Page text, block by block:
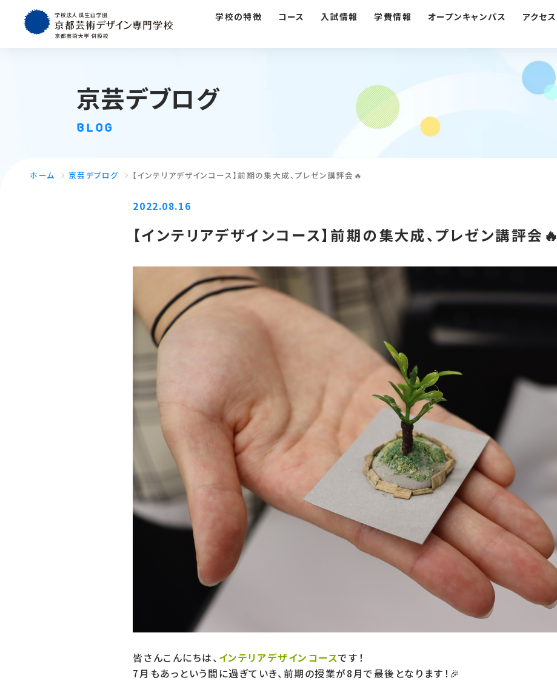
学校の特徴 コース 入試情報 学費情報 オープンキャンパス アクセス
京芸デブログ
BLOG
ホーム 京芸デブログ 【インテリアデザインコース】前期の集大成、プレゼン講評会🔥
2022.08.16
【インテリアデザインコース】前期の集大成、プレゼン講評会🔥
皆さんこんにちは、 インテリアデザインコースです！
7月もあっという間に過ぎていき、前期の授業が8月で最後となります！🎉